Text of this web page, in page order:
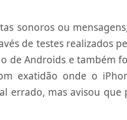
sonoros ou
de testes realizados
de Androids e também
exatidão onde o
errado, mas avisou